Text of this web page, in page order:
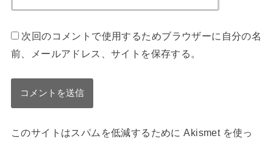
次回のコメントで使用するためブラウザーに自分の名
前、メールアドレス、サイトを保存する。
このサイトはスパムを低減するために Akismet を使っ